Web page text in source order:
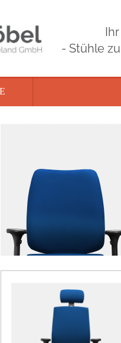
- Stühle